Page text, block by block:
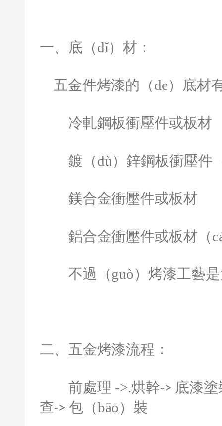
一、底（dǐ）材：
五金件烤漆的（de）底材
冷軋鋼板衝壓件或板材
鍍（dù）鋅鋼板衝壓件（
鎂合金衝壓件或板材
鋁合金衝壓件或板材（
不過（guò）烤漆工藝是
二、五金烤漆流程：
前處理 ->.烘幹-> 底漆
查-> 包（bāo）裝